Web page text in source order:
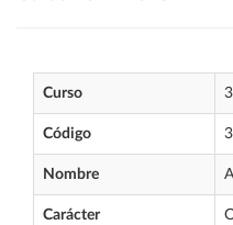
Curso 3
Código
Nombre
Carácter